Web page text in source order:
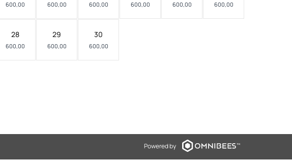
600,00 600,00 600,00 600,00 600,00 600,00
28
600,00
29
600,00
30
600,00
Powered by